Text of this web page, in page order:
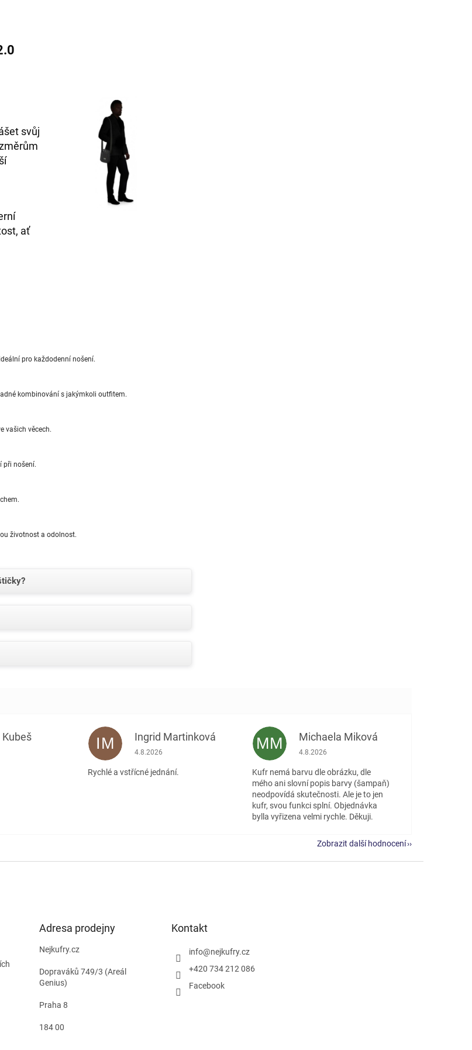
svůj
ať
pro každodenní nošení.
kombinování s jakýmkoli outfitem.
vašich věcech.
při nošení.
životnost a odolnost.
obchodu je 5 z 5 hvězdiček.
IM Ingrid Martinková
Hodnocení obchodu je 5 z 5 hvězdiček.
4.8.2026
Rychlé a vstřícné jednání.
MM Michaela Miková
Hodnocení obchodu je 5 z 5 hvězdiček.
4.8.2026
Kufr nemá barvu dle obrázku, dle
mého ani slovní popis barvy (šampaň)
neodpovídá skutečnosti. Ale je to jen
kufr, svou funkci splní. Objednávka
bylla vyřizena velmi rychle. Děkuji.
Zobrazit další hodnocení
Adresa prodejny
Nejkufry.cz
Dopraváků 749/3 (Areál
Genius)
Praha 8
184 00
Kontakt
info@nejkufry.cz
+420 734 212 086
Facebook